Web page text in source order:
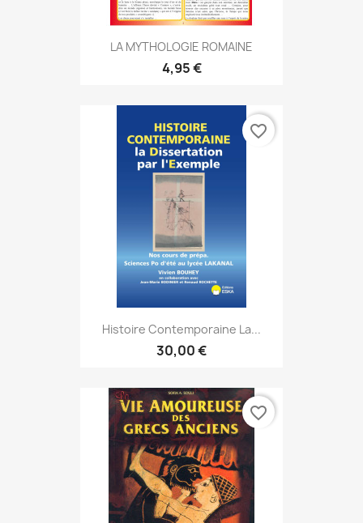
LA MYTHOLOGIE ROMAINE
4,95 €
Histoire Contemporaine La...
30,00 €
favorite_border
favorite_border